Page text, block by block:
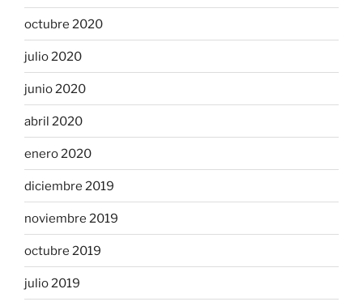
octubre 2020
julio 2020
junio 2020
abril 2020
enero 2020
diciembre 2019
noviembre 2019
octubre 2019
julio 2019